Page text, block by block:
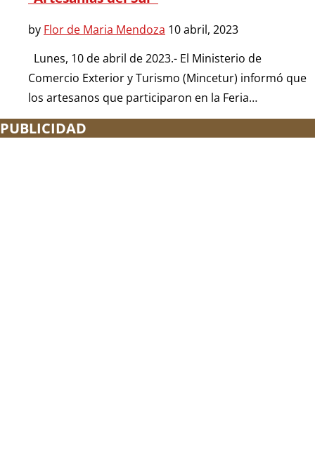
by Flor de Maria Mendoza 10 abril, 2023
Lunes, 10 de abril de 2023.- El Ministerio de
Comercio Exterior y Turismo (Mincetur) informó que
los artesanos que participaron en la Feria…
PUBLICIDAD